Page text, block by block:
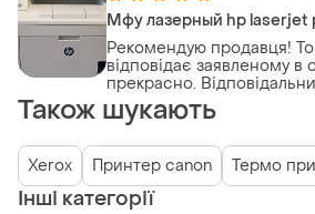
Мфу лазерный hp laserjet
Рекомендую продавця!
відповідає заявленому в
прекрасно.
Також шукають
Xerox Принтер canon Термо
Інші категорії